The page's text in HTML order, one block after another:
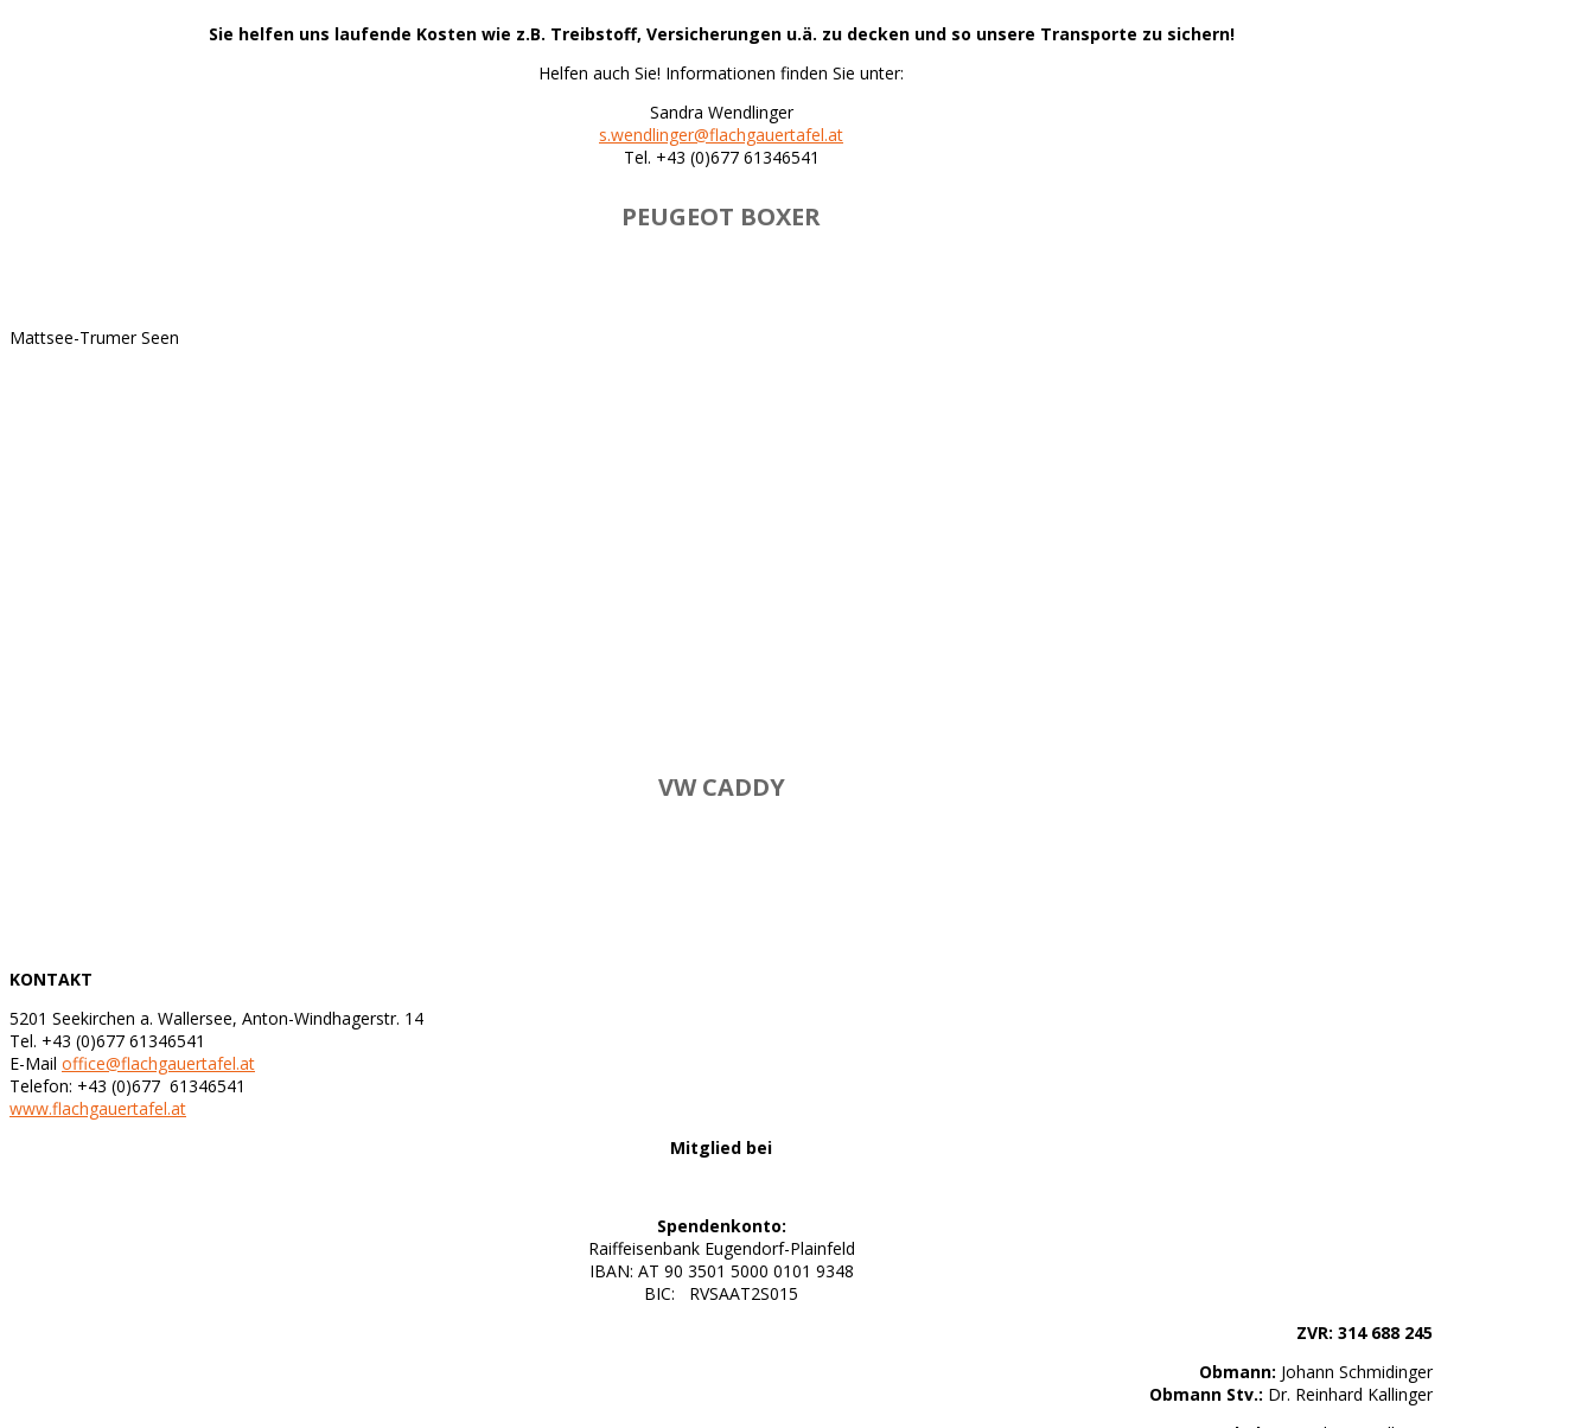
Sie helfen uns laufende Kosten wie z.B. Treibstoff, Versicherungen u.ä. zu decken und so unsere Transporte zu sichern!
Helfen auch Sie! Informationen finden Sie unter:
Sandra Wendlinger
s.wendlinger@flachgauertafel.at
Tel. +43 (0)677 61346541
PEUGEOT BOXER
Mattsee-Trumer Seen
VW CADDY
KONTAKT
5201 Seekirchen a. Wallersee, Anton-Windhagerstr. 14
Tel. +43 (0)677 61346541
E-Mail office@flachgauertafel.at
Telefon: +43 (0)677 61346541
www.flachgauertafel.at
Mitglied bei
Spendenkonto:
Raiffeisenbank Eugendorf-Plainfeld
IBAN: AT 90 3501 5000 0101 9348
BIC: RVSAAT2S015
ZVR: 314 688 245
Obmann: Johann Schmidinger
Obmann Stv.: Dr. Reinhard Kallinger